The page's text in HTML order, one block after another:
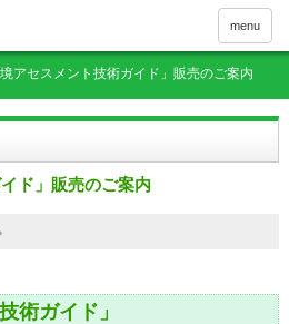
menu
アセスメント技術ガイド」販売のご案内
ド」販売のご案内
術ガイド」